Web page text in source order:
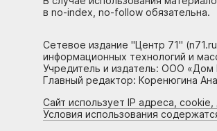
в no-index, no-follow обязательна.
Сетевое издание "Центр 71"
информационных технологий и
Учредитель и издатель: ООО «Дом
Главный редактор: Коренюгина
Сайт использует IP адреса,
Условия использования